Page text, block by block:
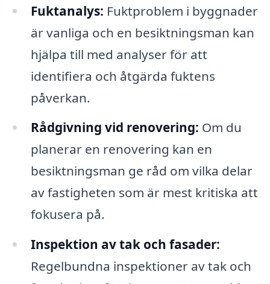
Fuktanalys: Fuktproblem i byggnader
är vanliga och en besiktningsman kan
hjälpa till med analyser för att
identifiera och åtgärda fuktens
påverkan.
Rådgivning vid renovering: Om du
planerar en renovering kan en
besiktningsman ge råd om vilka delar
av fastigheten som är mest kritiska att
fokusera på.
Inspektion av tak och fasader:
Regelbundna inspektioner av tak och